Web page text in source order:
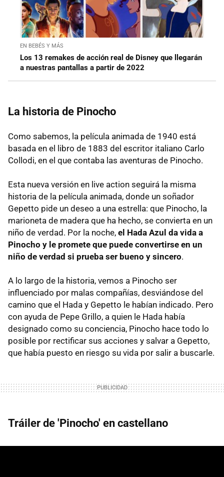
EN BEBÉS Y MÁS
Los 13 remakes de acción real de Disney que llegarán
a nuestras pantallas a partir de 2022
La historia de Pinocho
Como sabemos, la película animada de 1940 está
basada en el libro de 1883 del escritor italiano Carlo
Collodi, en el que contaba las aventuras de Pinocho.
Esta nueva versión en live action seguirá la misma
historia de la película animada, donde un soñador
Gepetto pide un deseo a una estrella: que Pinocho, la
marioneta de madera que ha hecho, se convierta en un
niño de verdad. Por la noche, el Hada Azul da vida a
Pinocho y le promete que puede convertirse en un
niño de verdad si prueba ser bueno y sincero.
A lo largo de la historia, vemos a Pinocho ser
influenciado por malas compañías, desviándose del
camino que el Hada y Gepetto le habían indicado. Pero
con ayuda de Pepe Grillo, a quien le Hada había
designado como su conciencia, Pinocho hace todo lo
posible por rectificar sus acciones y salvar a Gepetto,
que había puesto en riesgo su vida por salir a buscarle.
Tráiler de 'Pinocho' en castellano